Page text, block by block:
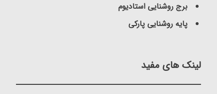
برج روشنایی استادیوم
پایه روشنایی پارکی
لینک های مفید